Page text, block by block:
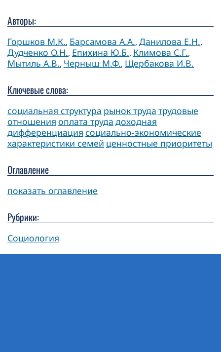
Авторы:
Горшков М.К., Барсамова А.А., Данилова Е.Н.,
Дудченко О.Н., Епихина Ю.Б., Климова С.Г.,
Мытиль А.В., Черныш М.Ф., Щербакова И.В.
Ключевые слова:
социальная структура рынок труда трудовые
отношения оплата труда доходная
дифференциация социально-экономические
характеристики семей ценностные приоритеты
Оглавление
показать оглавление
Рубрики:
Социология